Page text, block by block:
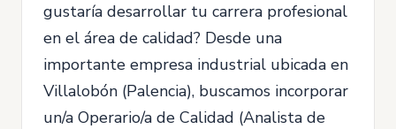
gustaría desarrollar tu carrera profesional
en el área de calidad? Desde una
importante empresa industrial ubicada en
Villalobón (Palencia), buscamos incorporar
un/a Operario/a de Calidad (Analista de